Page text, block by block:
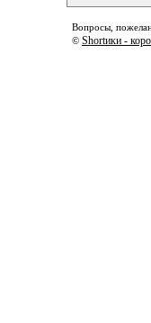
Вопросы,
© Shortики -